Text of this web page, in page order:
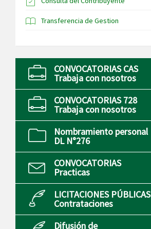
Transferencia de Gestion
CONVOCATORIAS CAS
Trabaja con nosotros
CONVOCATORIAS 728
Trabaja con nosotros
Nombramiento personal
DL N°276
CONVOCATORIAS
Practicas
LICITACIONES PÚBLICAS
Contrataciones
Difusión de